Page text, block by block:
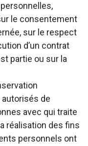
le consentement
sur le respect
d’un contrat
partie ou sur la
de
avec qui traite
réalisation des fins
personnels ont